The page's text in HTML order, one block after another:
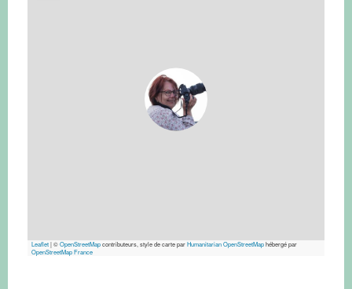
Leaflet|©OpenStreetMapcontributeurs, style de carte parHumanitarian OpenStreetMaphébergé par
OpenStreetMap France